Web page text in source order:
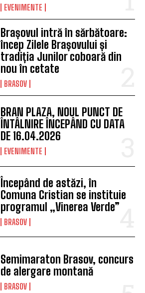
EVENIMENTE
Brașovul intră în sărbătoare:
încep Zilele Brașovului și
tradiția Junilor coboară din
nou în cetate
BRASOV
BRAN PLAZA, NOUL PUNCT DE
ÎNTÂLNIRE ÎNCEPÂND CU DATA
DE 16.04.2026
EVENIMENTE
Începând de astăzi, în
Comuna Cristian se instituie
programul „Vinerea Verde”
BRASOV
Semimaraton Brasov, concurs
de alergare montană
BRASOV